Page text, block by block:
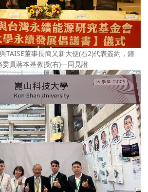
TAISE董事長簡又新大使(右2)代表簽約，鐘
員蔣本基教授(右)一同見證